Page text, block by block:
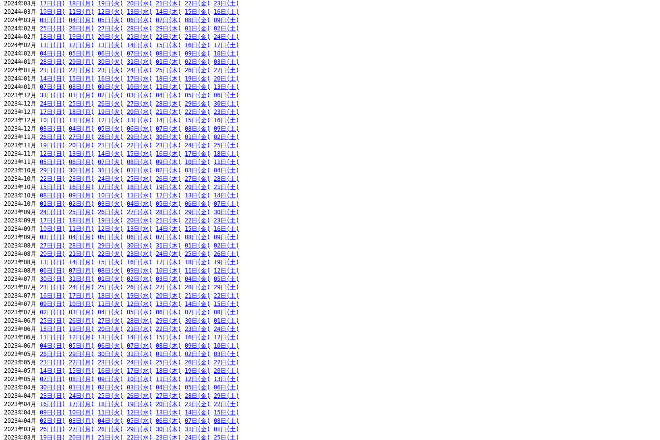
2024年03月 17日(日) 18日(月) 19日(火) 20日(水) 21日(木) 22日(金)
23日(土)
2024年03月 10日(日) 11日(月) 12日(火) 13日(水) 14日(木) 15日(金)
16日(土)
2024年03月 03日(日) 04日(月) 05日(火) 06日(水) 07日(木) 08日(金)
09日(土)
2024年02月 25日(日) 26日(月) 27日(火) 28日(水) 29日(木) 01日(金)
02日(土)
2024年02月 18日(日) 19日(月) 20日(火) 21日(水) 22日(木) 23日(金)
24日(土)
2024年02月 11日(日) 12日(月) 13日(火) 14日(水) 15日(木) 16日(金)
17日(土)
2024年02月 04日(日) 05日(月) 06日(火) 07日(水) 08日(木) 09日(金)
10日(土)
2024年01月 28日(日) 29日(月) 30日(火) 31日(水) 01日(木) 02日(金)
03日(土)
2024年01月 21日(日) 22日(月) 23日(火) 24日(水) 25日(木) 26日(金)
27日(土)
2024年01月 14日(日) 15日(月) 16日(火) 17日(水) 18日(木) 19日(金)
20日(土)
2024年01月 07日(日) 08日(月) 09日(火) 10日(水) 11日(木) 12日(金)
13日(土)
2023年12月 31日(日) 01日(月) 02日(火) 03日(水) 04日(木) 05日(金)
06日(土)
2023年12月 24日(日) 25日(月) 26日(火) 27日(水) 28日(木) 29日(金)
30日(土)
2023年12月 17日(日) 18日(月) 19日(火) 20日(水) 21日(木) 22日(金)
23日(土)
2023年12月 10日(日) 11日(月) 12日(火) 13日(水) 14日(木) 15日(金)
16日(土)
2023年12月 03日(日) 04日(月) 05日(火) 06日(水) 07日(木) 08日(金)
09日(土)
2023年11月 26日(日) 27日(月) 28日(火) 29日(水) 30日(木) 01日(金)
02日(土)
2023年11月 19日(日) 20日(月) 21日(火) 22日(水) 23日(木) 24日(金)
25日(土)
2023年11月 12日(日) 13日(月) 14日(火) 15日(水) 16日(木) 17日(金)
18日(土)
2023年11月 05日(日) 06日(月) 07日(火) 08日(水) 09日(木) 10日(金)
11日(土)
2023年10月 29日(日) 30日(月) 31日(火) 01日(水) 02日(木) 03日(金)
04日(土)
2023年10月 22日(日) 23日(月) 24日(火) 25日(水) 26日(木) 27日(金)
28日(土)
2023年10月 15日(日) 16日(月) 17日(火) 18日(水) 19日(木) 20日(金)
21日(土)
2023年10月 08日(日) 09日(月) 10日(火) 11日(水) 12日(木) 13日(金)
14日(土)
2023年10月 01日(日) 02日(月) 03日(火) 04日(水) 05日(木) 06日(金)
07日(土)
2023年09月 24日(日) 25日(月) 26日(火) 27日(水) 28日(木) 29日(金)
30日(土)
2023年09月 17日(日) 18日(月) 19日(火) 20日(水) 21日(木) 22日(金)
23日(土)
2023年09月 10日(日) 11日(月) 12日(火) 13日(水) 14日(木) 15日(金)
16日(土)
2023年09月 03日(日) 04日(月) 05日(火) 06日(水) 07日(木) 08日(金)
09日(土)
2023年08月 27日(日) 28日(月) 29日(火) 30日(水) 31日(木) 01日(金)
02日(土)
2023年08月 20日(日) 21日(月) 22日(火) 23日(水) 24日(木) 25日(金)
26日(土)
2023年08月 13日(日) 14日(月) 15日(火) 16日(水) 17日(木) 18日(金)
19日(土)
2023年08月 06日(日) 07日(月) 08日(火) 09日(水) 10日(木) 11日(金)
12日(土)
2023年07月 30日(日) 31日(月) 01日(火) 02日(水) 03日(木) 04日(金)
05日(土)
2023年07月 23日(日) 24日(月) 25日(火) 26日(水) 27日(木) 28日(金)
29日(土)
2023年07月 16日(日) 17日(月) 18日(火) 19日(水) 20日(木) 21日(金)
22日(土)
2023年07月 09日(日) 10日(月) 11日(火) 12日(水) 13日(木) 14日(金)
15日(土)
2023年07月 02日(日) 03日(月) 04日(火) 05日(水) 06日(木) 07日(金)
08日(土)
2023年06月 25日(日) 26日(月) 27日(火) 28日(水) 29日(木) 30日(金)
01日(土)
2023年06月 18日(日) 19日(月) 20日(火) 21日(水) 22日(木) 23日(金)
24日(土)
2023年06月 11日(日) 12日(月) 13日(火) 14日(水) 15日(木) 16日(金)
17日(土)
2023年06月 04日(日) 05日(月) 06日(火) 07日(水) 08日(木) 09日(金)
10日(土)
2023年05月 28日(日) 29日(月) 30日(火) 31日(水) 01日(木) 02日(金)
03日(土)
2023年05月 21日(日) 22日(月) 23日(火) 24日(水) 25日(木) 26日(金)
27日(土)
2023年05月 14日(日) 15日(月) 16日(火) 17日(水) 18日(木) 19日(金)
20日(土)
2023年05月 07日(日) 08日(月) 09日(火) 10日(水) 11日(木) 12日(金)
13日(土)
2023年04月 30日(日) 01日(月) 02日(火) 03日(水) 04日(木) 05日(金)
06日(土)
2023年04月 23日(日) 24日(月) 25日(火) 26日(水) 27日(木) 28日(金)
29日(土)
2023年04月 16日(日) 17日(月) 18日(火) 19日(水) 20日(木) 21日(金)
22日(土)
2023年04月 09日(日) 10日(月) 11日(火) 12日(水) 13日(木) 14日(金)
15日(土)
2023年04月 02日(日) 03日(月) 04日(火) 05日(水) 06日(木) 07日(金)
08日(土)
2023年03月 26日(日) 27日(月) 28日(火) 29日(水) 30日(木) 31日(金)
01日(土)
2023年03月 19日(日) 20日(月) 21日(火) 22日(水) 23日(木) 24日(金) 25日(土)